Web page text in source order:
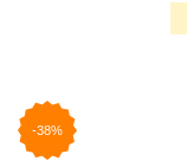
-38%